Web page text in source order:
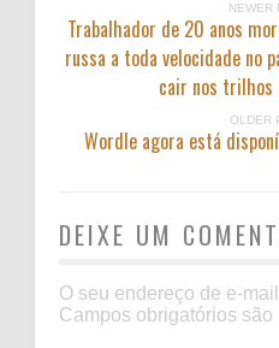
NEWER
Trabalhador de 20 anos
russa a toda velocidade no
cair nos
OLDER
Wordle agora está
DEIXE UM
O seu endereço de e-
Campos obrigatórios são